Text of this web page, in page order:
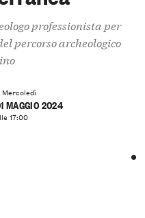
professionista per
percorso archeologico
Mercoledì
MAGGIO 2024
17:00